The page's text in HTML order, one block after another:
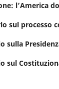
l’America
sul processo
sulla
sul